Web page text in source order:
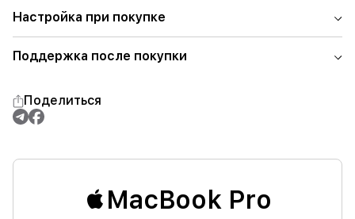
Настройка при покупке
Поддержка после покупки
Поделиться
MacBook Pro